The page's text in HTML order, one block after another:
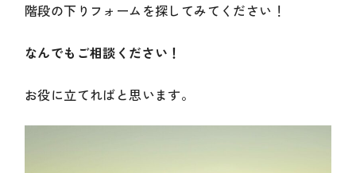
階段の下りフォームを探してみてください！
なんでもご相談ください！
お役に立てればと思います。